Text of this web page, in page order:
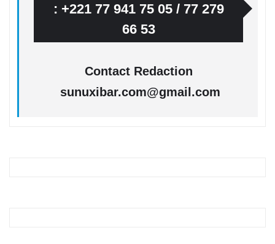
: +221 77 941 75 05 / 77 279
66 53
Contact Redaction
sunuxibar.com@gmail.com